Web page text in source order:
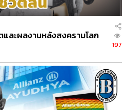
ละผลงานหลังสงครามโลก
197